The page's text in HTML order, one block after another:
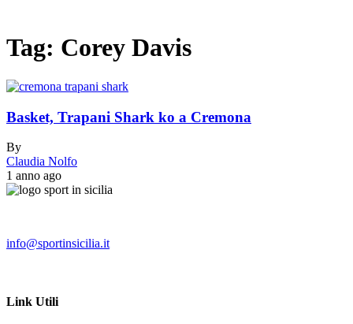
Tag: Corey Davis
Basket, Trapani Shark ko a Cremona
By
Claudia Nolfo
1 anno ago
info@sportinsicilia.it
Link Utili